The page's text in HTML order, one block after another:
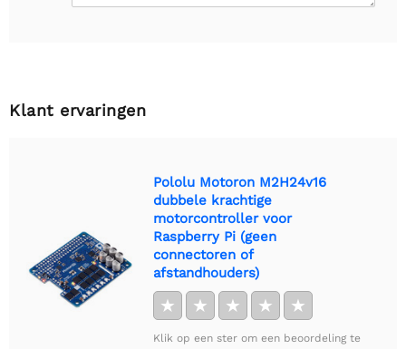
Klant ervaringen
Pololu Motoron M2H24v16
dubbele krachtige
motorcontroller voor
Raspberry Pi (geen
connectoren of
afstandhouders)
★ ★ ★ ★ ★
Klik op een ster om een beoordeling te